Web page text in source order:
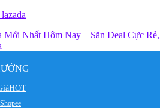
Mới Nhất Hôm Nay – Săn Deal Cực
HOT
Shopee